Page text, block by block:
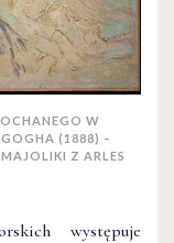
W
(1888) –
Z ARLES
występuje